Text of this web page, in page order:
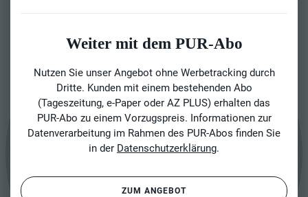
Weiter mit dem PUR-Abo
Nutzen Sie unser Angebot ohne Werbetracking durch
Dritte. Kunden mit einem bestehenden Abo
(Tageszeitung, e-Paper oder AZ PLUS) erhalten das
PUR-Abo zu einem Vorzugspreis. Informationen zur
Datenverarbeitung im Rahmen des PUR-Abos finden Sie
in der Datenschutzerklärung.
ZUM ANGEBOT